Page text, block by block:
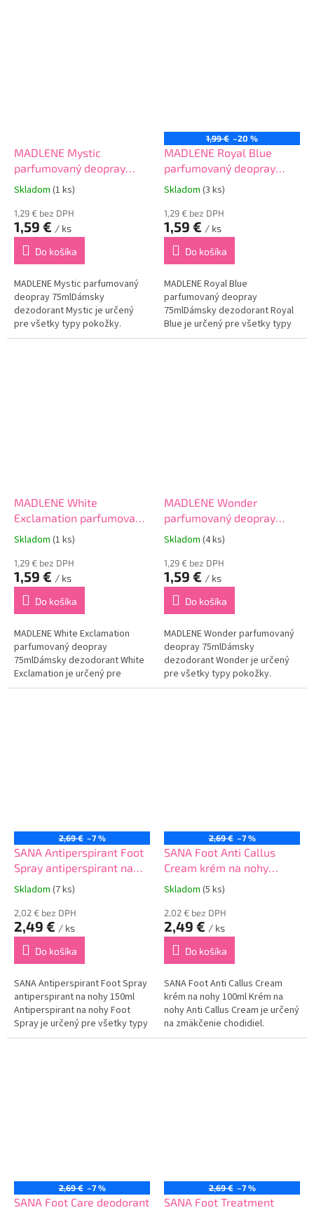
MADLENE Mystic
parfumovaný deopray
75ml
Skladom (1 ks)
1,29 € bez DPH
1,59 € / ks
Do košíka
MADLENE Mystic parfumovaný
deopray 75mlDámsky
dezodorant Mystic je určený
pre všetky typy pokožky.
Obsahuje špeciálne zloženie,
1,99 € –20 %
MADLENE Royal Blue
parfumovaný deopray
75ml
Skladom (3 ks)
1,29 € bez DPH
1,59 € / ks
Do košíka
MADLENE Royal Blue
parfumovaný deopray
75mlDámsky dezodorant Royal
Blue je určený pre všetky typy
pokožky. Obsahuje špeciálne
MADLENE White
Exclamation parfumovaný
deopray 75ml
Skladom (1 ks)
1,29 € bez DPH
1,59 € / ks
Do košíka
MADLENE White Exclamation
parfumovaný deopray
75mlDámsky dezodorant White
Exclamation je určený pre
všetky typy pokožky. Obsahuje
MADLENE Wonder
parfumovaný deopray
75ml
Skladom (4 ks)
1,29 € bez DPH
1,59 € / ks
Do košíka
MADLENE Wonder parfumovaný
deopray 75mlDámsky
dezodorant Wonder je určený
pre všetky typy pokožky.
Obsahuje špeciálne zloženie,
2,69 € –7 %
SANA Antiperspirant Foot
Spray antiperspirant na
nohy 150ml
Skladom (7 ks)
2,02 € bez DPH
2,49 € / ks
Do košíka
SANA Antiperspirant Foot Spray
antiperspirant na nohy 150ml
Antiperspirant na nohy Foot
Spray je určený pre všetky typy
pokožky. Obsahuje špeciálnu
2,69 € –7 %
SANA Foot Anti Callus
Cream krém na nohy
100ml
Skladom (5 ks)
2,02 € bez DPH
2,49 € / ks
Do košíka
SANA Foot Anti Callus Cream
krém na nohy 100ml Krém na
nohy Anti Callus Cream je určený
na zmäkčenie chodidiel.
Obsahuje špeciálne zloženie,
2,69 € –7 %
SANA Foot Care deodorant
2,69 € –7 %
SANA Foot Treatment